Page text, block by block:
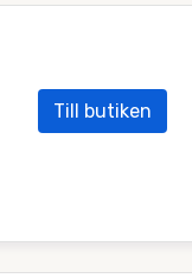
Till butiken